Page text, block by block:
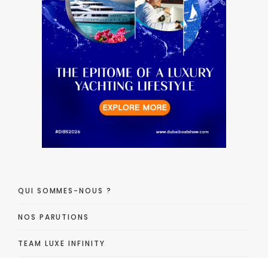
QUI SOMMES-NOUS ?
NOS PARUTIONS
TEAM LUXE INFINITY